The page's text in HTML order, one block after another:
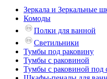
Зеркала и Зеркальные
Комоды
Полки для ванной
Светильники
Тумбы под раковину
Тумбы с раковиной
Тумбы с раковиной